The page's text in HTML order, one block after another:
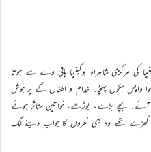
کی مرکزی شاہراہ بوکینیما ہائی وے سے ہوتا
واپس سکول پہنچا۔ خدام و اطفال کے پر جوش
آئے۔ بچے بڑے، بوڑھے، خواتین متاثر ہوئے
کھڑے تھے وہ بھی نعروں کا جواب دینے لگ